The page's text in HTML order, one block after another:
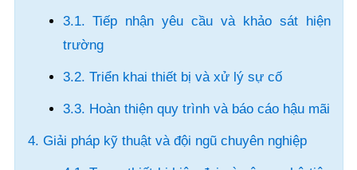
3.1. Tiếp nhận yêu cầu và khảo sát hiện
trường
3.2. Triển khai thiết bị và xử lý sự cố
3.3. Hoàn thiện quy trình và báo cáo hậu mãi
4. Giải pháp kỹ thuật và đội ngũ chuyên nghiệp